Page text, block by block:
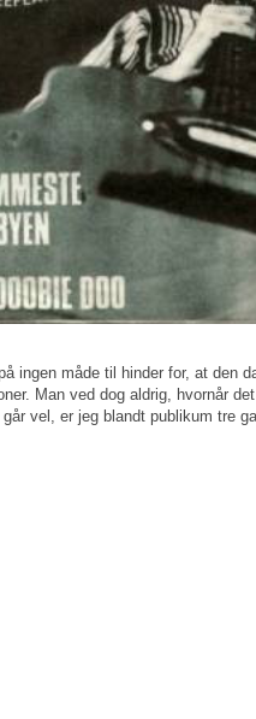
ingen måde til hinder for, at den
Man ved dog aldrig, hvornår
vel, er jeg blandt publikum tre